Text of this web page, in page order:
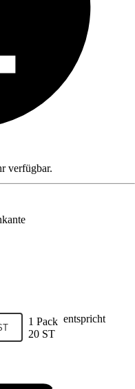
verfügbar.
1 Pack entspricht
20 ST